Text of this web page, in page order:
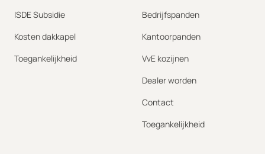
ISDE Subsidie
Kosten dakkapel
Toegankelijkheid
Bedrijfspanden
Kantoorpanden
VvE kozijnen
Dealer worden
Contact
Toegankelijkheid